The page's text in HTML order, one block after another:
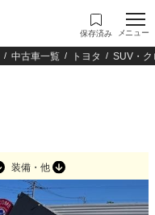
保存済み メニュー
中古車一覧 トヨタ SUV・ク
装備・他